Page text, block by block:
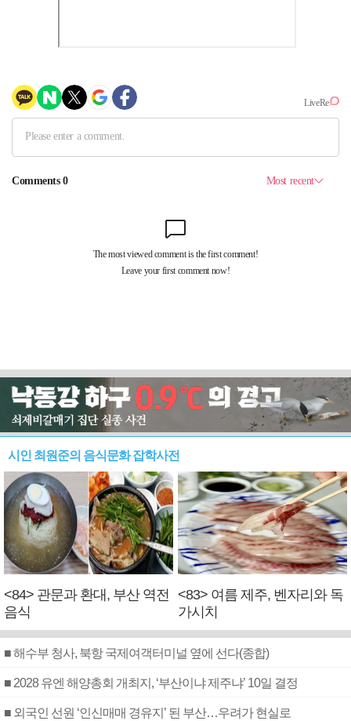
시인 최원준의 음식문화 잡학사전
<84> 관문과 환대, 부산 역전
음식
<83> 여름 제주, 벤자리와 독
가시치
■ 해수부 청사, 북항 국제여객터미널 옆에 선다(종합)
■ 2028 유엔 해양총회 개최지, ‘부산이냐 제주냐’ 10일 결정
■ 외국인 선원 ‘인신매매 경유지’ 된 부산…우려가 현실로